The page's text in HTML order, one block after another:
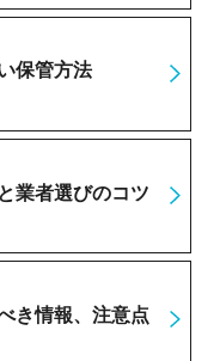
保管方法
業者選びのコツ
き情報、注意点